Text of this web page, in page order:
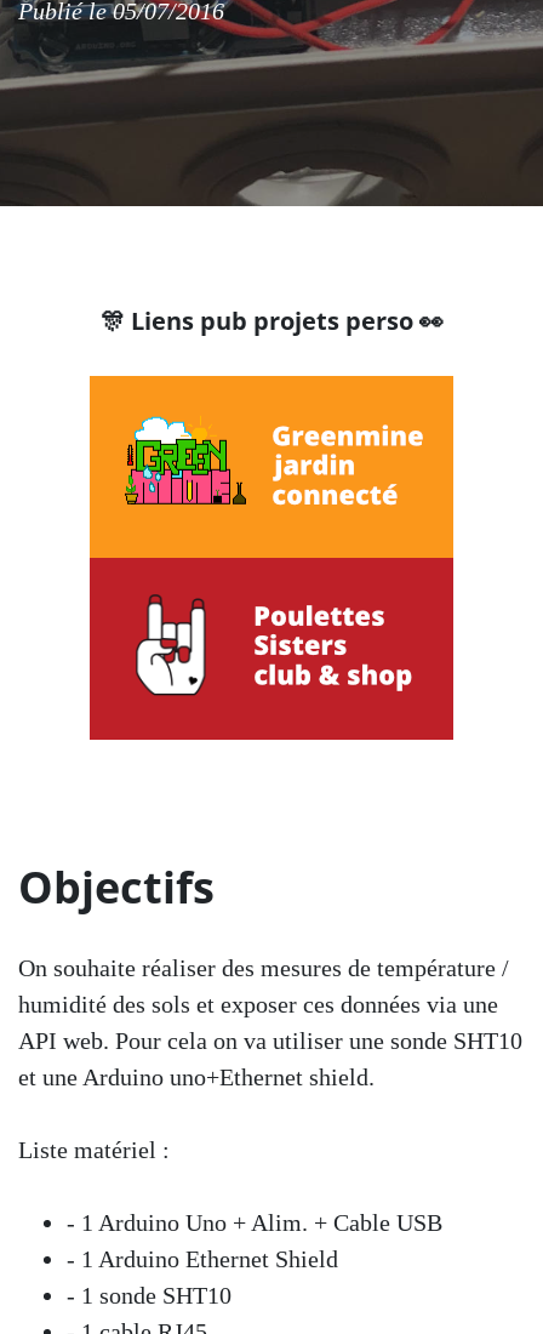
Publié le 05/07/2016
🎊 Liens pub projets perso 👀
Objectifs
On souhaite réaliser des mesures de température /
humidité des sols et exposer ces données via une
API web. Pour cela on va utiliser une sonde SHT10
et une Arduino uno+Ethernet shield.
Liste matériel :
- 1 Arduino Uno + Alim. + Cable USB
- 1 Arduino Ethernet Shield
- 1 sonde SHT10